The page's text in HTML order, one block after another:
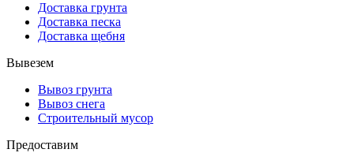
Доставка грунта
Доставка песка
Доставка щебня
Вывезем
Вывоз грунта
Вывоз снега
Строительный мусор
Предоставим